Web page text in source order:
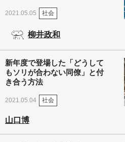
2021.05.05 社会
柳井政和
新年度で登場した「どうして
もソリが合わない同僚」と付
き合う方法
2021.05.04 社会
山口博